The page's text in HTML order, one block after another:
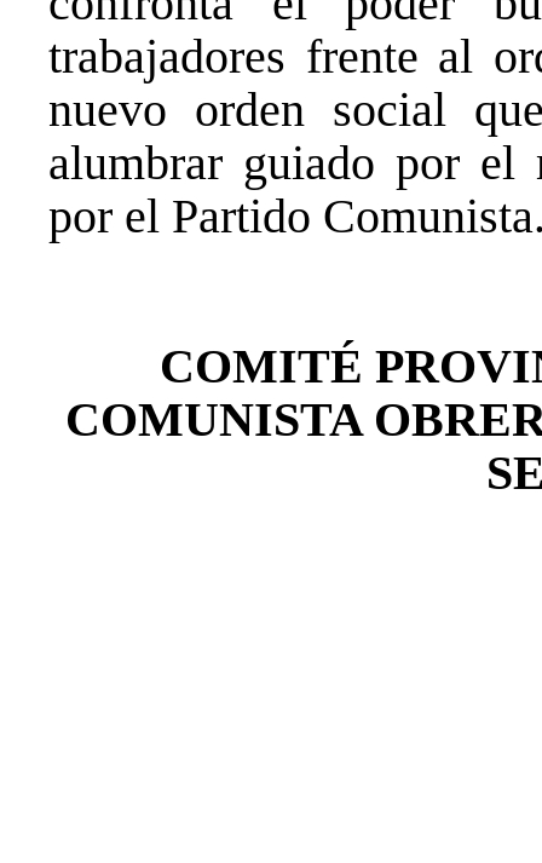
trabajadores frente al
nuevo orden social
alumbrar guiado por el
por el Partido
COMITÉ
COMUNISTA